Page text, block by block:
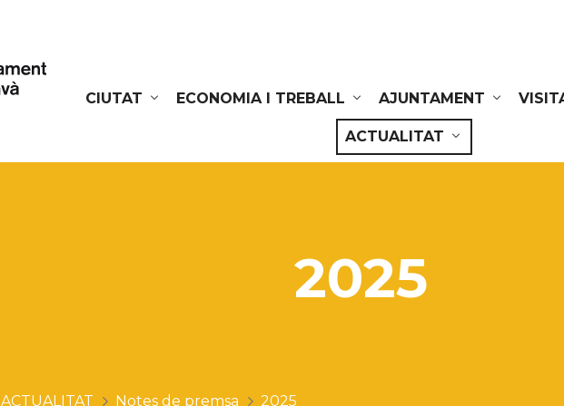
CIUTAT
ECONOMIA I TREBALL AJUNTAMENT
ACTUALITAT
2025
ACTUALITAT Notes de premsa 2025